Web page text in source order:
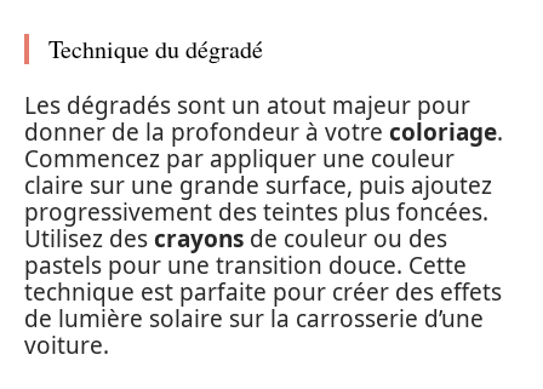
Technique du dégradé
Les dégradés sont un atout majeur pour
donner de la profondeur à votre coloriage.
Commencez par appliquer une couleur
claire sur une grande surface, puis ajoutez
progressivement des teintes plus foncées.
Utilisez descrayons de couleur ou des
pastels pour une transition douce. Cette
technique est parfaite pour créer des effets
de lumière solaire sur la carrosserie d’une
voiture.